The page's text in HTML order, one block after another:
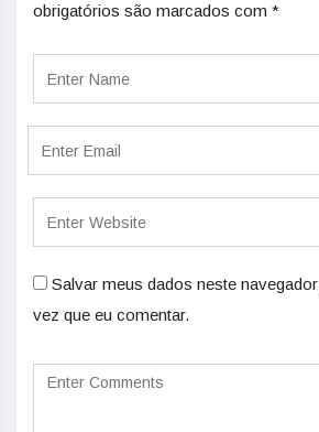
obrigatórios são marcados com *
Salvar meus dados neste
vez que eu comentar.